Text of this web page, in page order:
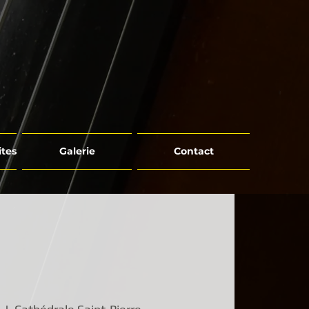
Galerie Contact